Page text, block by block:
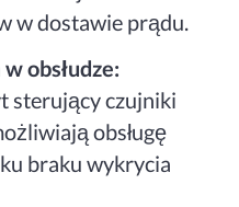
w dostawie prądu.
obsłudze:
sterujący czujniki
obsługę
braku wykrycia